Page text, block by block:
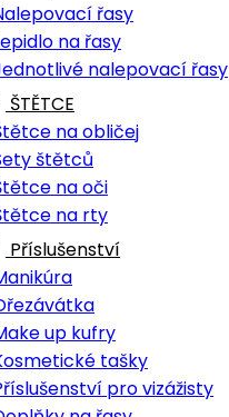
řasy
na řasy
nalepovací řasy
ŠTĚTCE
na obličej
štětců
na oči
na rty
Příslušenství
up kufry
tašky
pro vizážisty